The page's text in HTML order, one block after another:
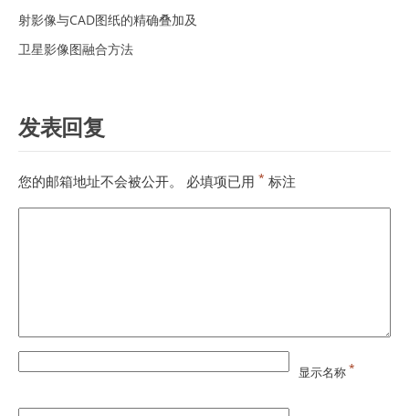
射影像与CAD图纸的精确叠加及
卫星影像图融合方法
发表回复
您的邮箱地址不会被公开。 必填项已用 * 标注
显示名称*